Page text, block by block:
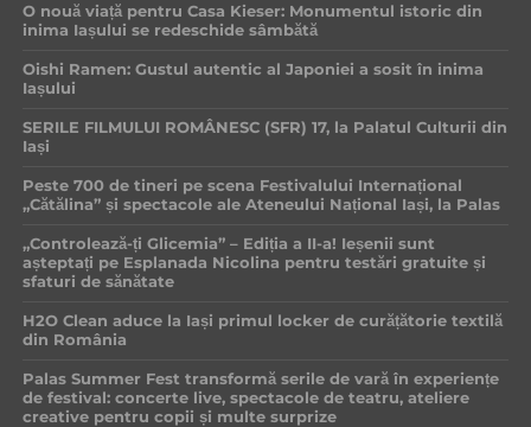
O nouă viață pentru Casa Kieser: Monumentul istoric din
inima Iașului se redeschide sâmbătă
Oishi Ramen: Gustul autentic al Japoniei a sosit în inima
Iașului
SERILE FILMULUI ROMÂNESC (SFR) 17, la Palatul Culturii din
Iași
Peste 700 de tineri pe scena Festivalului Internațional
„Cătălina” și spectacole ale Ateneului Național Iași, la Palas
„Controlează-ți Glicemia” – Ediția a II-a! Ieșenii sunt
așteptați pe Esplanada Nicolina pentru testări gratuite și
sfaturi de sănătate
H2O Clean aduce la Iași primul locker de curățătorie textilă
din România
Palas Summer Fest transformă serile de vară în experiențe
de festival: concerte live, spectacole de teatru, ateliere
creative pentru copii și multe surprize